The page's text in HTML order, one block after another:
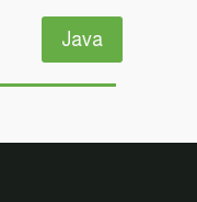
Java